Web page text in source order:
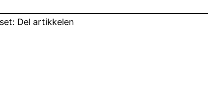
Del artikkelen